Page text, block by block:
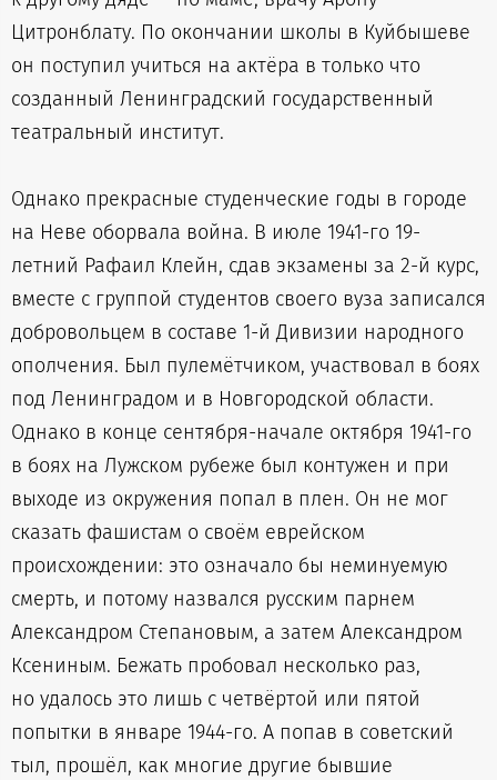
Цитронблату. По окончании школы в Куйбышеве
он поступил учиться на актёра в только что
созданный Ленинградский государственный
театральный институт.
Однако прекрасные студенческие годы в городе
на Неве оборвала война. В июле 1941-го 19-
летний Рафаил Клейн, сдав экзамены за 2-й курс,
вместе с группой студентов своего вуза записался
добровольцем в составе 1-й Дивизии народного
ополчения. Был пулемётчиком, участвовал в боях
под Ленинградом и в Новгородской области.
Однако в конце сентября-начале октября 1941-го
в боях на Лужском рубеже был контужен и при
выходе из окружения попал в плен. Он не мог
сказать фашистам о своём еврейском
происхождении: это означало бы неминуемую
смерть, и потому назвался русским парнем
Александром Степановым, а затем Александром
Ксениным. Бежать пробовал несколько раз,
но удалось это лишь с четвёртой или пятой
попытки в январе 1944-го. А попав в советский
тыл, прошёл, как многие другие бывшие